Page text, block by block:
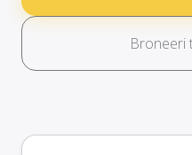
Broneeri